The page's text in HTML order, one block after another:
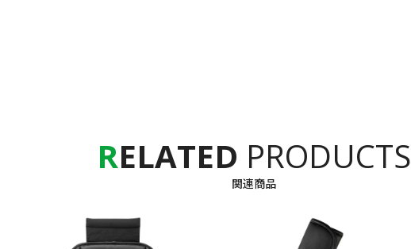
RELATED PRODUCTS
関連商品